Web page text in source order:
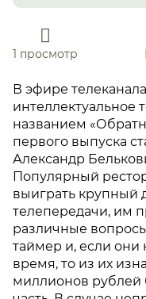
1 просмотр
В эфире
интеллектуальное
названием
первого выпуска
Александр
Популярный
выиграть крупный
телепередачи, им
различные
таймер и, если они
время, то из их
миллионов рублей